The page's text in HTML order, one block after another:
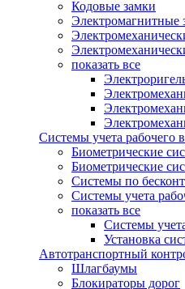
Кодовые замки
Электромагнитные
показать все
Системы учета рабочего
Биометрические
Биометрические
Системы по
Системы учета
показать все
Системы
Установка
Автотранспортный
Шлагбаумы
Блокираторы дорог